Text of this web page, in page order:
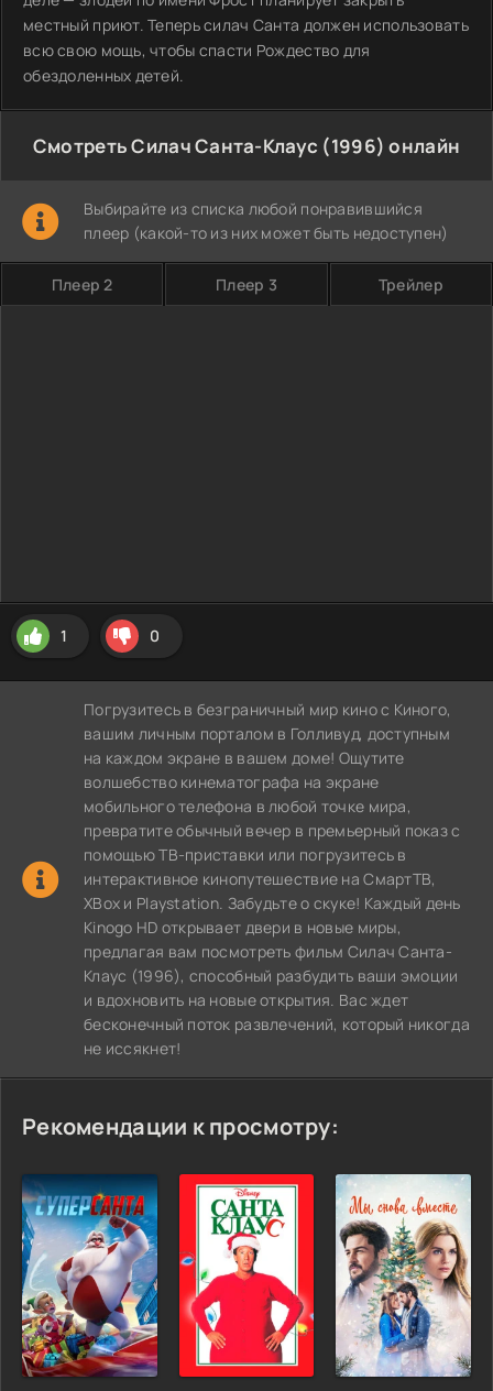
местный приют. Теперь силач Санта должен использовать
всю свою мощь, чтобы спасти Рождество для
обездоленных детей.
Смотреть Силач Санта-Клаус (1996) онлайн
Выбирайте из списка любой понравившийся
плеер (какой-то из них может быть недоступен)
Плеер 2 Плеер 3 Трейлер
1 0
Погрузитесь в безграничный мир кино с Киного,
вашим личным порталом в Голливуд, доступным
на каждом экране в вашем доме! Ощутите
волшебство кинематографа на экране
мобильного телефона в любой точке мира,
превратите обычный вечер в премьерный показ с
помощью ТВ-приставки или погрузитесь в
интерактивное кинопутешествие на СмартТВ,
XBox и Playstation. Забудьте о скуке! Каждый день
Kinogo HD открывает двери в новые миры,
предлагая вам посмотреть фильм Силач Санта-
Клаус (1996), способный разбудить ваши эмоции
и вдохновить на новые открытия. Вас ждет
бесконечный поток развлечений, который никогда
не иссякнет!
Рекомендации к просмотру: